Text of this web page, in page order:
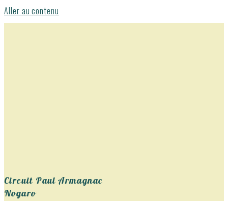
Aller au contenu
Circuit Paul Armagnac
Nogaro